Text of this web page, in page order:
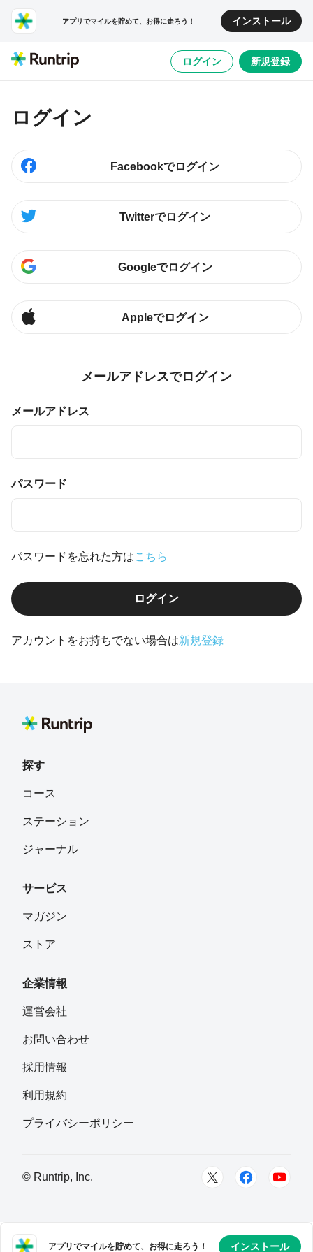
アプリでマイルを貯めて、お得に走ろう！ インストール
ログイン 新規登録
ログイン
Facebookでログイン
Twitterでログイン
Googleでログイン
Appleでログイン
メールアドレスでログイン
メールアドレス
パスワード
パスワードを忘れた方はこちら
ログイン
アカウントをお持ちでない場合は新規登録
探す
コース
ステーション
ジャーナル
サービス
マガジン
ストア
企業情報
運営会社
お問い合わせ
採用情報
利用規約
プライバシーポリシー
© Runtrip, Inc.
アプリでマイルを貯めて、お得に走ろう！ インストール